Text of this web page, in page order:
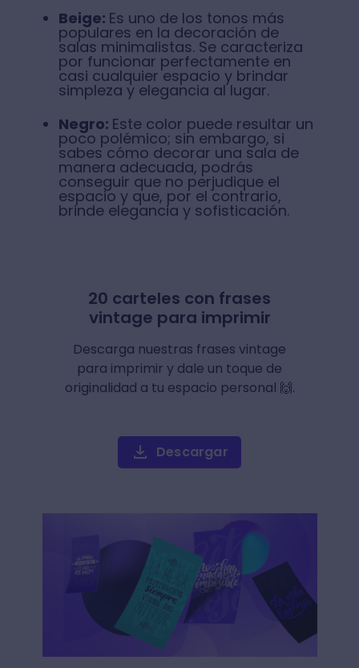
Beige: Es uno de los tonos más
populares en la decoración de
salas minimalistas. Se caracteriza
por funcionar perfectamente en
casi cualquier espacio y brindar
simpleza y elegancia al lugar.
Negro: Este color puede resultar un
poco polémico; sin embargo, si
sabes cómo decorar una sala de
manera adecuada, podrás
conseguir que no perjudique el
espacio y que, por el contrario,
brinde elegancia y sofisticación.
20 carteles con frases
vintage para imprimir
Descarga nuestras frases vintage
para imprimir y dale un toque de
originalidad a tu espacio personal 🙌.
Descargar